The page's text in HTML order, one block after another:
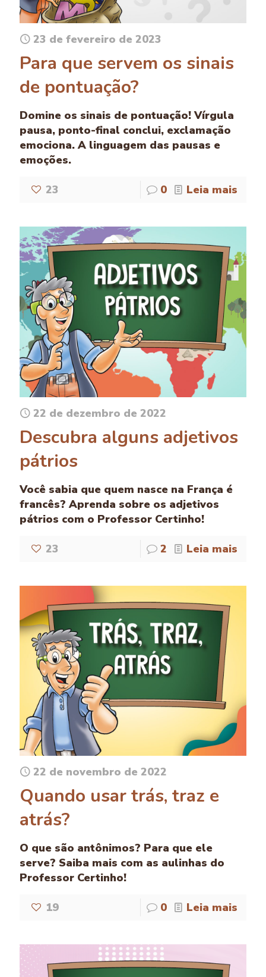
23 de fevereiro de 2023
Para que servem os sinais
de pontuação?
Domine os sinais de pontuação! Vírgula
pausa, ponto-final conclui, exclamação
emociona. A linguagem das pausas e
emoções.
23 0 Leia mais
22 de dezembro de 2022
Descubra alguns adjetivos
pátrios
Você sabia que quem nasce na França é
francês? Aprenda sobre os adjetivos
pátrios com o Professor Certinho!
23 2 Leia mais
22 de novembro de 2022
Quando usar trás, traz e
atrás?
O que são antônimos? Para que ele
serve? Saiba mais com as aulinhas do
Professor Certinho!
19 0 Leia mais